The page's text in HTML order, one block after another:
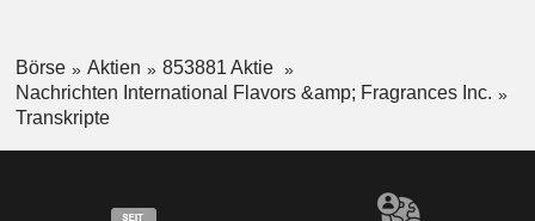
Börse Aktien
853881 Aktie
Nachrichten International Flavors &amp; Fragrances Inc.
Transkripte